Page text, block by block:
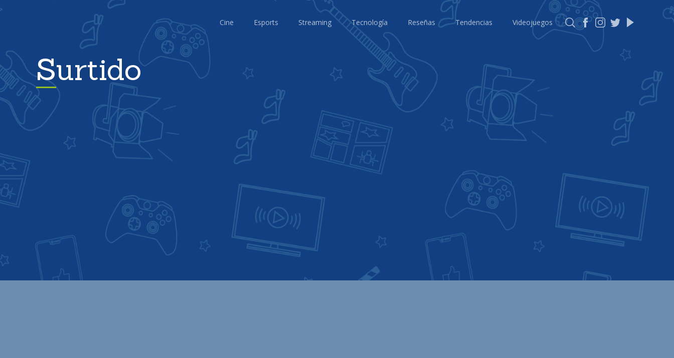
Cine Esports Streaming Tecnología Reseñas Tendencias Videojuegos
Surtido